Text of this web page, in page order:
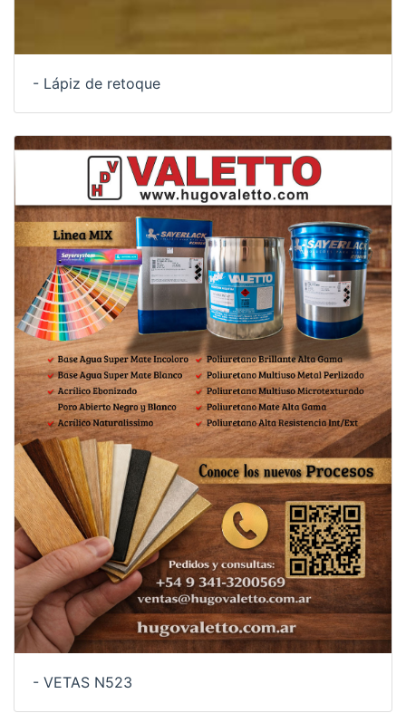
- Lápiz de retoque
- VETAS N523